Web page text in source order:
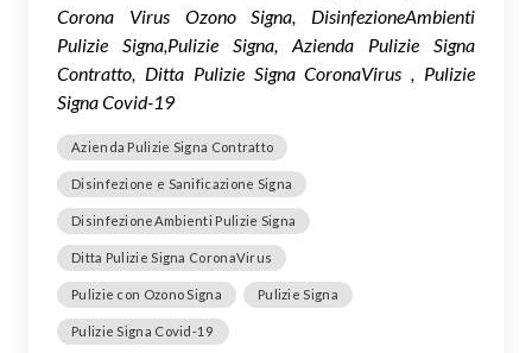
Corona Virus Ozono Signa, DisinfezioneAmbienti
Pulizie Signa,Pulizie Signa, Azienda Pulizie Signa
Contratto, Ditta Pulizie Signa CoronaVirus , Pulizie
Signa Covid-19
Azienda Pulizie Signa Contratto
Disinfezione e Sanificazione Signa
DisinfezioneAmbienti Pulizie Signa
Ditta Pulizie Signa CoronaVirus
Pulizie con Ozono Signa Pulizie Signa
Pulizie Signa Covid-19